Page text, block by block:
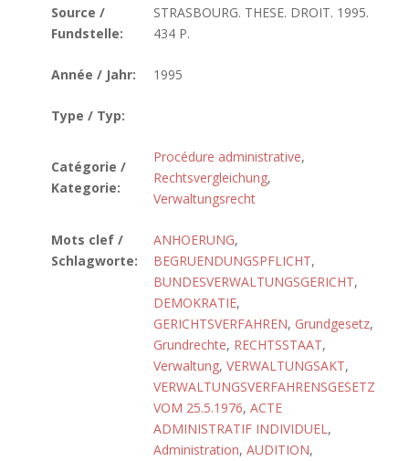
Source /
Fundstelle:
STRASBOURG. THESE. DROIT. 1995.
434 P.
Année / Jahr: 1995
Type / Typ:
Catégorie /
Kategorie:
Procédure administrative,
Rechtsvergleichung,
Verwaltungsrecht
Mots clef /
Schlagworte:
ANHOERUNG,
BEGRUENDUNGSPFLICHT,
BUNDESVERWALTUNGSGERICHT,
DEMOKRATIE,
GERICHTSVERFAHREN, Grundgesetz,
Grundrechte, RECHTSSTAAT,
Verwaltung, VERWALTUNGSAKT,
VERWALTUNGSVERFAHRENSGESETZ
VOM 25.5.1976, ACTE
ADMINISTRATIF INDIVIDUEL,
Administration, AUDITION,